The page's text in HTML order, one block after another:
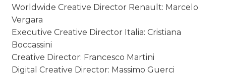
Worldwide Creative Director Renault: Marcelo
Vergara
Executive Creative Director Italia: Cristiana
Boccassini
Creative Director: Francesco Martini
Digital Creative Director: Massimo Guerci